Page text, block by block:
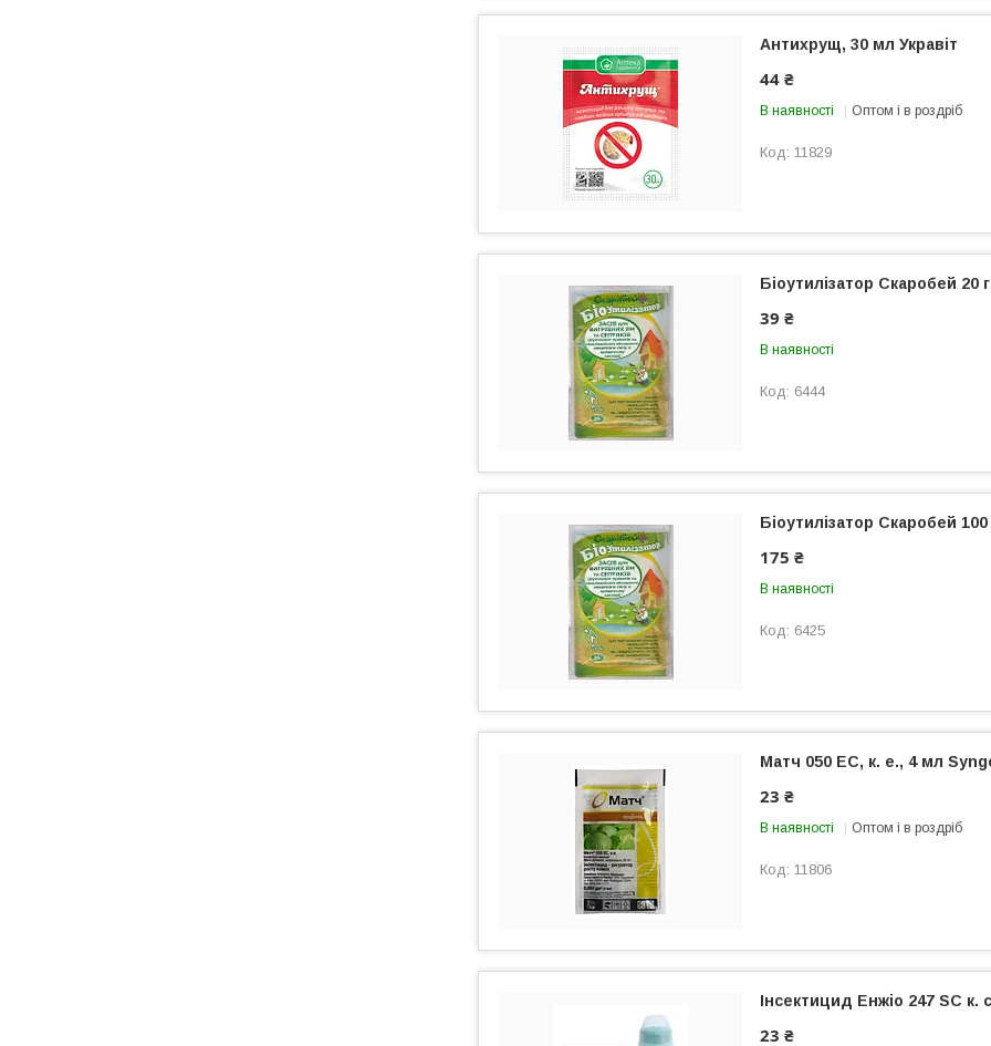
Антихрущ, 30 мл Укравіт
44 ₴
В наявності Оптом і в роздріб
11829
Біоутилізатор Скаробей 20 г
39 ₴
В наявності
6444
Біоутилізатор Скаробей 100
175 ₴
В наявності
6425
Матч 050 ЕС, к. е., 4 мл
23 ₴
В наявності Оптом і в роздріб
11806
Інсектицид Енжіо 247 SC к.
23 ₴